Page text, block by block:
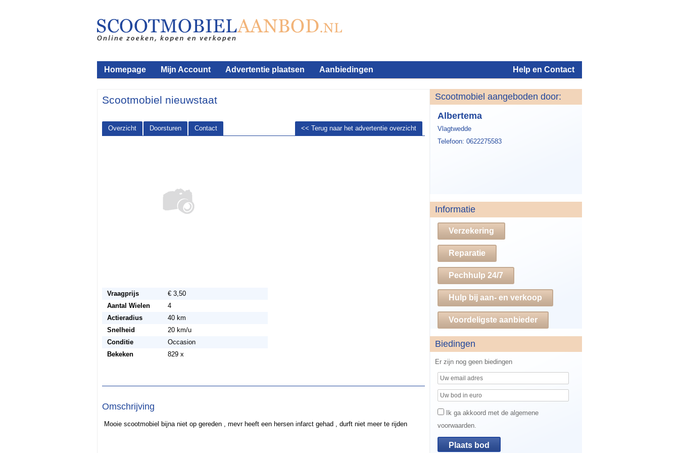
Homepage Mijn Account Advertentie plaatsen Aanbiedingen Help en Contact
Scootmobiel nieuwstaat
Overzicht Doorsturen Contact << Terug naar het advertentie overzicht
Vraagprijs
€ 3,50
Aantal Wielen
4
Actieradius
40 km
Snelheid
20 km/u
Conditie
Occasion
Bekeken
829 x
Omschrijving
Mooie scootmobiel bijna niet op gereden , mevr heeft een hersen infarct gehad , durft niet meer te rijden
Scootmobiel aangeboden door:
Albertema
Vlagtwedde
Telefoon: 0622275583
Informatie
Verzekering
Reparatie
Pechhulp 24/7
Hulp bij aan- en verkoop
Voordeligste aanbieder
Biedingen
Er zijn nog geen biedingen
Ik ga akkoord met de algemene
voorwaarden.